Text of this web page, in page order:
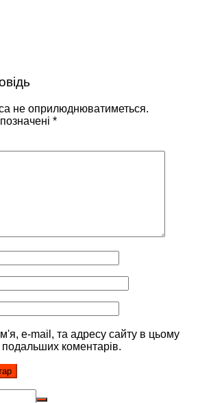
не оприлюднюватиметься.
*
e-mail, та адресу сайту в цьому
подальших коментарів.